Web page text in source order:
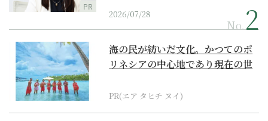
PR
2026/07/28
No.
海の民が紡いだ文化。かつてのポ
リネシアの中心地であり現在の世
PR(エア タヒチ ヌイ)